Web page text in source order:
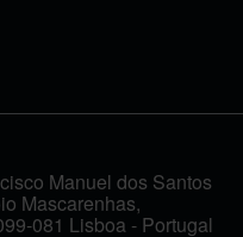
Manuel dos Santos
Mascarenhas,
081 Lisboa - Portugal